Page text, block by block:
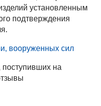
установленным
подтверждения
вооруженных сил
поступивших на